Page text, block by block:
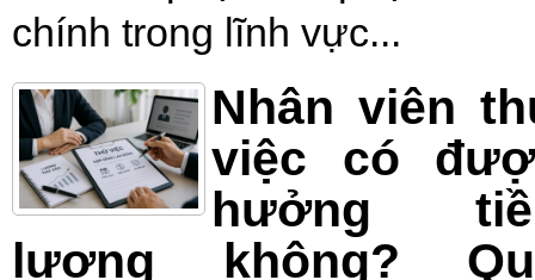
chính trong lĩnh vực...
Nhân viên
việc có
hưởng
lương không?